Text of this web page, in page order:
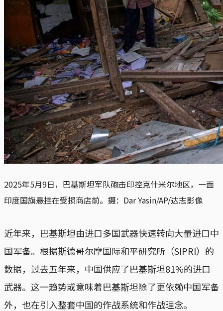
2025年5月9日，巴基斯坦军队砲击印控克什米尔地区，一面
印度国旗悬挂在受损商店前。摄：Dar Yasin/AP/达志影像
近年来，巴基斯坦由进口多国武器快速转向大量进口中
国军备。根据斯德哥尔摩国际和平研究所（SIPRI）的
数据，过去五年来，中国供应了巴基斯坦81%的进口
武器。这一趋势或意味着巴基斯坦除了更依赖中国军备
外，也在引入整套中国的作战系统和作战理念。